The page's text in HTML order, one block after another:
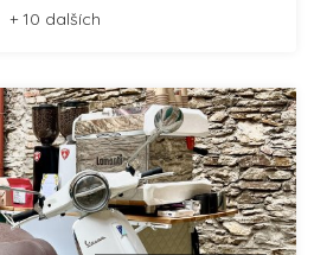
+ 10 dalších